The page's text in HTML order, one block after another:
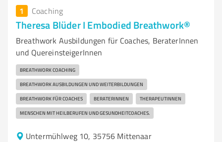
1 Coaching
Theresa Blüder I Embodied Breathwork®
Breathwork Ausbildungen für Coaches, BeraterInnen
und QuereinsteigerInnen
BREATHWORK COACHING
BREATHWORK AUSBILDUNGEN UND WEITERBILDUNGEN
BREATHWORK FÜR COACHES BERATERINNEN THERAPEUTINNEN
MENSCHEN MIT HEILBERUFEN UND GESUNDHEITCOACHES.
Untermühlweg 10, 35756 Mittenaar